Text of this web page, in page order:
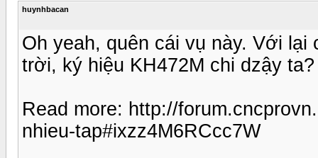
huynhbacan
Oh yeah, quên cái vụ này. Với lại
trời, ký hiệu KH472M chi dzậy ta?
Read more: http://
nhieu-tap#ixzz4M6RCcc7W